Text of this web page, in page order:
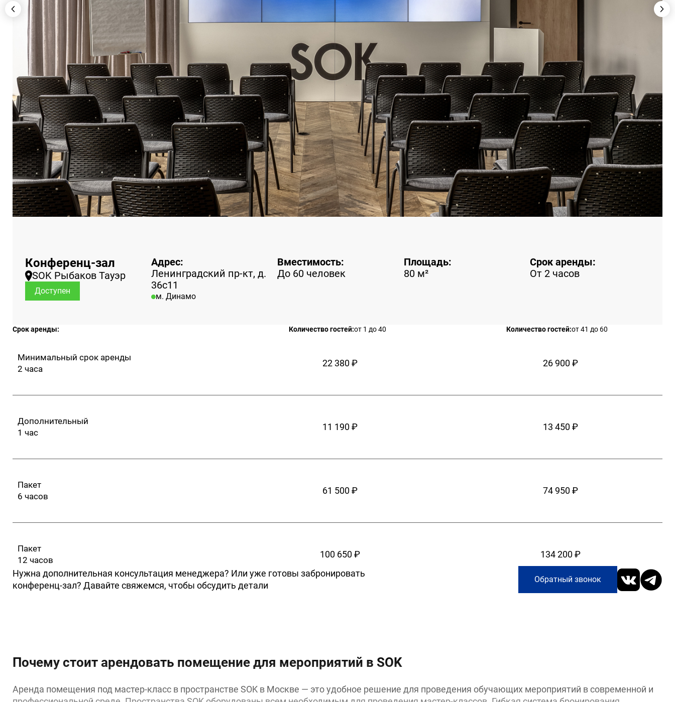
Конференц-зал
SOK Рыбаков Тауэр
Доступен
Адрес:
Ленинградский пр-кт, д.
36с11
м. Динамо
Вместимость:
До 60 человек
Площадь:
80 м²
Срок аренды:
От 2 часов
Срок аренды: Количество гостей:от 1 до 40 Количество гостей:от 41 до 60
Минимальный срок аренды
2 часа
22 380 ₽ 26 900 ₽
Дополнительный
1 час
11 190 ₽ 13 450 ₽
Пакет
6 часов
61 500 ₽ 74 950 ₽
Пакет
12 часов
100 650 ₽
134 200 ₽
Нужна дополнительная консультация менеджера? Или уже готовы забронировать
конференц-зал? Давайте свяжемся, чтобы обсудить детали
Обратный звонок
Почему стоит арендовать помещение для мероприятий в SOK
Аренда помещения под мастер-класс в пространстве SOK в Москве — это удобное решение для проведения обучающих мероприятий в современной и